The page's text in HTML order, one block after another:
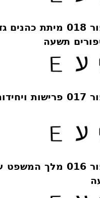
יום כיפור 018 מיתת
תשעה
יום כיפור 017 פרישות
יום כיפור 016 מלך